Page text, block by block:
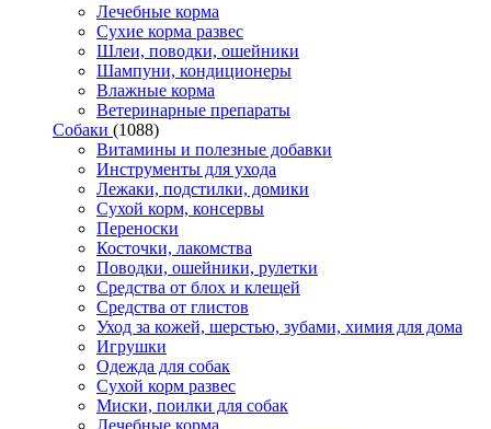
Лечебные корма
Сухие корма развес
Шлеи, поводки, ошейники
Шампуни, кондиционеры
Влажные корма
Ветеринарные препараты
Собаки (1088)
Витамины и полезные добавки
Инструменты для ухода
Лежаки, подстилки, домики
Сухой корм, консервы
Переноски
Косточки, лакомства
Поводки, ошейники, рулетки
Средства от блох и клещей
Средства от глистов
Уход за кожей, шерстью, зубами, химия для дома
Игрушки
Одежда для собак
Сухой корм развес
Миски, поилки для собак
Лечебные корма